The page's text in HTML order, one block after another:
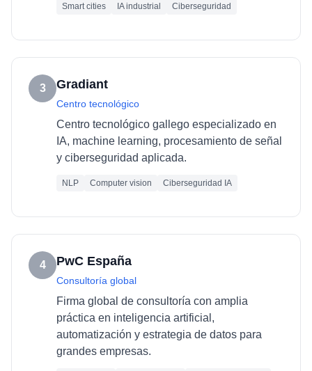
Smart cities IA industrial Ciberseguridad
3 Gradiant
Centro tecnológico
Centro tecnológico gallego especializado en
IA, machine learning, procesamiento de señal
y ciberseguridad aplicada.
NLP Computer vision Ciberseguridad IA
4 PwC España
Consultoría global
Firma global de consultoría con amplia
práctica en inteligencia artificial,
automatización y estrategia de datos para
grandes empresas.